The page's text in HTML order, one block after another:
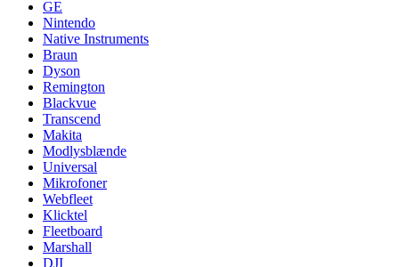
GE
Nintendo
Native Instruments
Braun
Dyson
Remington
Blackvue
Transcend
Makita
Modlysblænde
Universal
Mikrofoner
Webfleet
Klicktel
Fleetboard
Marshall
DJI